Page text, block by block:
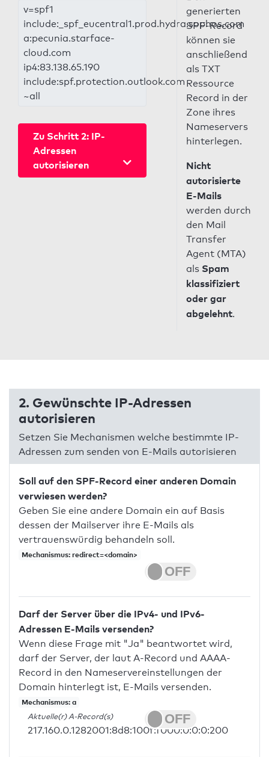
v=spf1
include:_spf_eucentral1.prod.hydra.sophos.com
a:pecunia.starface-
cloud.com
ip4:83.138.65.190
include:spf.protection.outlook.com
~all
Zu Schritt 2: IP-
Adressen
autorisieren
generierten
SPF-Record
können sie
anschließend
als TXT
Ressource
Record in der
Zone ihres
Nameservers
hinterlegen.
Nicht
autorisierte
E-Mails
werden durch
den Mail
Transfer
Agent (MTA)
als Spam
klassifiziert
oder gar
abgelehnt.
2. Gewünschte IP-Adressen
autorisieren
Setzen Sie Mechanismen welche bestimmte IP-
Adressen zum senden von E-Mails autorisieren
Soll auf den SPF-Record einer anderen Domain
verwiesen werden?
Geben Sie eine andere Domain ein auf Basis
dessen der Mailserver ihre E-Mails als
vertrauenswürdig behandeln soll.
Mechanismus: redirect=<domain>
Darf der Server über die IPv4- und IPv6-
Adressen E-Mails versenden?
Wenn diese Frage mit "Ja" beantwortet wird,
darf der Server, der laut A-Record und AAAA-
Record in den Nameservereinstellungen der
Domain hinterlegt ist, E-Mails versenden.
Mechanismus: a
Aktuelle(r) A-Record(s)
217.160.0.1282001:8d8:100f:f000:0:0:0:200